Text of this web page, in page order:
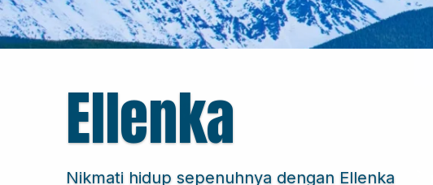
Ellenka Santan
#bukanSANTANbiasa Masakan Jadi Berkelas
Selengkapnya